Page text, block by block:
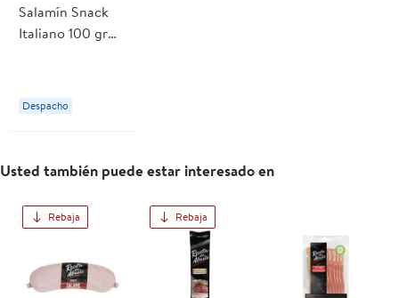
Salamín Snack
Italiano 100 gr
Despacho
Usted también puede estar interesado en
Rebaja Rebaja